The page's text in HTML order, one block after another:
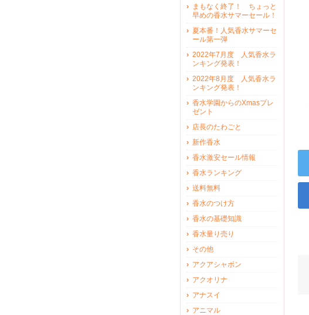
まもなく終了！ ちょっと
早めの香水サマーセール！
夏本番！人気香水サマーセ
ール第一弾
2022年7月度 人気香水ラ
ンキング発表！
2022年8月度 人気香水ラ
ンキング発表！
香水学園からのXmasプレ
ゼント
店長のたわごと
新作香水
香水激安セール情報
香水ランキング
送料無料
香水のつけ方
香水の基礎知識
香水量り売り
その他
アクアシャボン
アクオリナ
アナスイ
アニマル